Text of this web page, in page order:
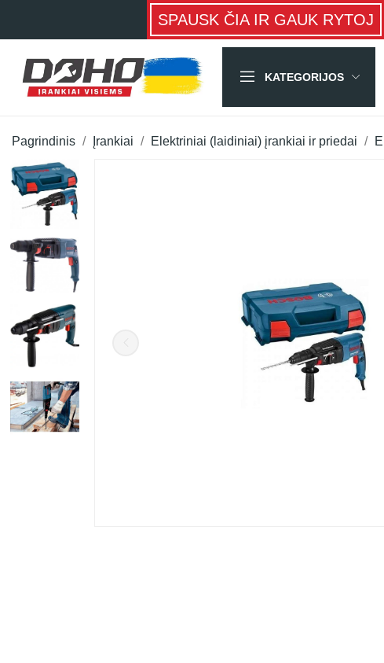
SPAUSK ČIA IR GAUK RYTOJ
KATEGORIJOS
Pagrindinis Įrankiai Elektriniai (laidiniai) įrankiai ir priedai